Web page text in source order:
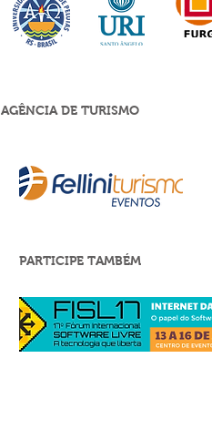
PARTICIPE TAMBÉM
AGÊNCIA DE TURISMO